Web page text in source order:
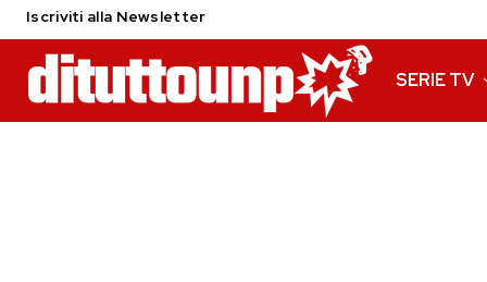
Iscriviti alla Newsletter
SERIE TV